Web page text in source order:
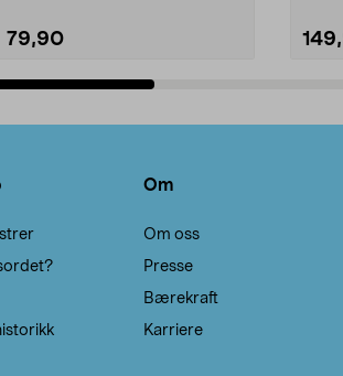
79,90
Om
Om oss
Presse
Bærekraft
Karriere